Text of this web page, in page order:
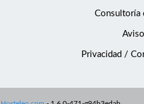
Consultoría
Privacidad /